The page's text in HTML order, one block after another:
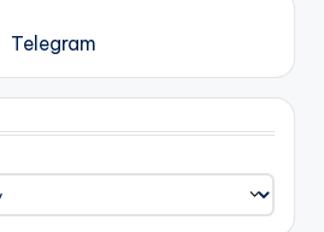
Telegram